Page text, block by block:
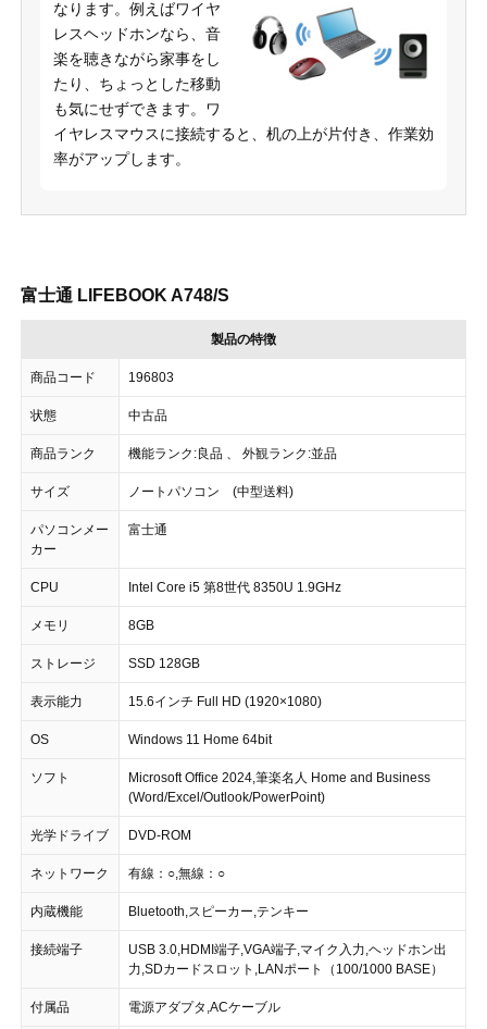
なります。例えばワイヤ
レスヘッドホンなら、音
楽を聴きながら家事をし
たり、ちょっとした移動
も気にせずできます。ワ
イヤレスマウスに接続すると、机の上が片付き、作業効
率がアップします。
富士通 LIFEBOOK A748/S
製品の特徴
商品コード 196803
状態 中古品
商品ランク 機能ランク:良品 、 外観ランク:並品
サイズ ノートパソコン (中型送料)
パソコンメー
カー
富士通
CPU Intel Core i5 第8世代 8350U 1.9GHz
メモリ 8GB
ストレージ SSD 128GB
表示能力 15.6インチ Full HD (1920×1080)
OS Windows 11 Home 64bit
ソフト
Microsoft Office 2024,筆楽名人 Home and Business
(Word/Excel/Outlook/PowerPoint)
光学ドライブ DVD-ROM
ネットワーク 有線：○,無線：○
内蔵機能 Bluetooth,スピーカー,テンキー
接続端子
USB 3.0,HDMI端子,VGA端子,マイク入力,ヘッドホン出
力,SDカードスロット,LANポート（100/1000 BASE）
付属品 電源アダプタ,ACケーブル